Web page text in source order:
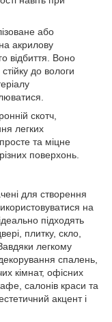
або
акрилову
відбиття. Воно
до вологи
скотч,
легких
та міцне
поверхонь.
для створення
на
підходять
плитку, скло,
легкому
спалень,
кімнат, офісних
салонів краси та
акцент і